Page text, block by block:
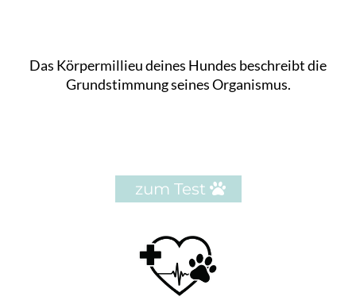
Das Körpermillieu deines Hundes beschreibt die
Grundstimmung seines Organismus.
zum Test